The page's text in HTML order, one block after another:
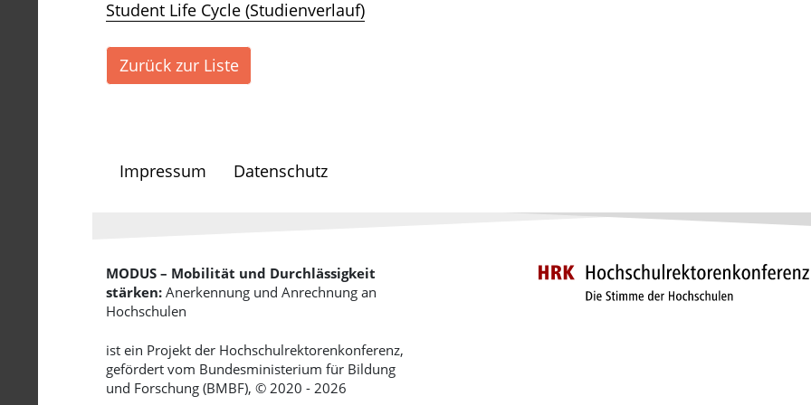
Student Life Cycle (Studienverlauf)
Zurück zur Liste
Impressum Datenschutz
MODUS – Mobilität und Durchlässigkeit
stärken: Anerkennung und Anrechnung an
Hochschulen
ist ein Projekt der Hochschulrektorenkonferenz,
gefördert vom Bundesministerium für Bildung
und Forschung (BMBF), © 2020 - 2026